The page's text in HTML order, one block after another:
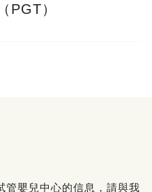
PGT）
管嬰兒中心的信息，請與我